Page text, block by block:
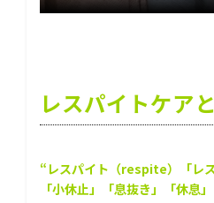
レスパイトケア
“レスパイト（respite）「レス
「小休止」「息抜き」「休息